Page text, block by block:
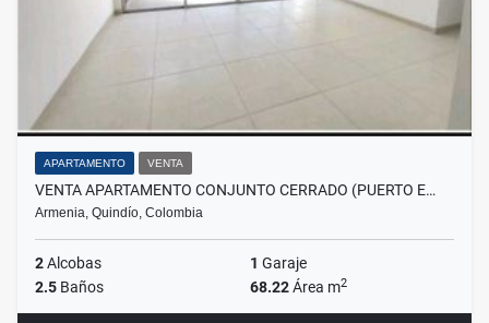
APARTAMENTO VENTA
VENTA APARTAMENTO CONJUNTO CERRADO (PUERTO E…
Armenia, Quindío, Colombia
2Alcobas 1 Garaje
2.5 Baños 68.22Área m2